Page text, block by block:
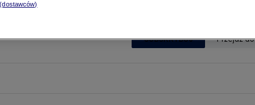
SUBSKRYBUJ Przejdź do